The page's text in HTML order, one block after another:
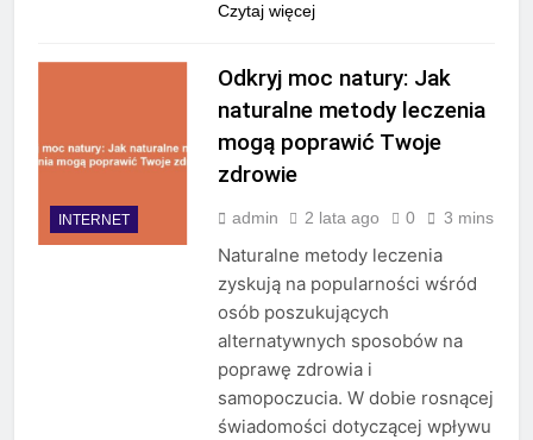
Czytaj więcej
INTERNET
Odkryj moc natury: Jak
naturalne metody leczenia
mogą poprawić Twoje
zdrowie
admin 2 lata ago 0 3 mins
Naturalne metody leczenia
zyskują na popularności wśród
osób poszukujących
alternatywnych sposobów na
poprawę zdrowia i
samopoczucia. W dobie rosnącej
świadomości dotyczącej wpływu